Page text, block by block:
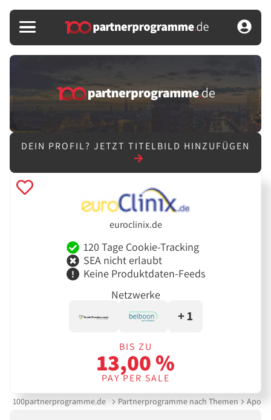
DEIN PROFIL? JETZT TITELBILD HINZUFÜGEN
euroclinix.de
120 Tage Cookie-Tracking
SEA nicht erlaubt
Keine Produktdaten-Feeds
Netzwerke
+ 1
BIS ZU
13,00 %
PAY PER SALE
100partnerprogramme.de Partnerprogramme nach Themen